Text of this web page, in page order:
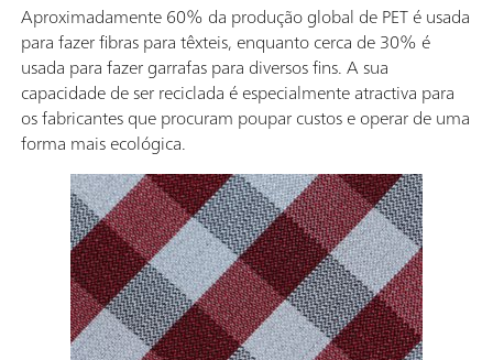
Aproximadamente 60% da produção global de PET é usada
para fazer fibras para têxteis, enquanto cerca de 30% é
usada para fazer garrafas para diversos fins. A sua
capacidade de ser reciclada é especialmente atractiva para
os fabricantes que procuram poupar custos e operar de uma
forma mais ecológica.